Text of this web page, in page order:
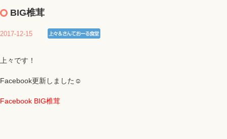
BIG椎茸
2017-12-15
上々です！
Facebook更新しました☺️
Facebook BIG椎茸